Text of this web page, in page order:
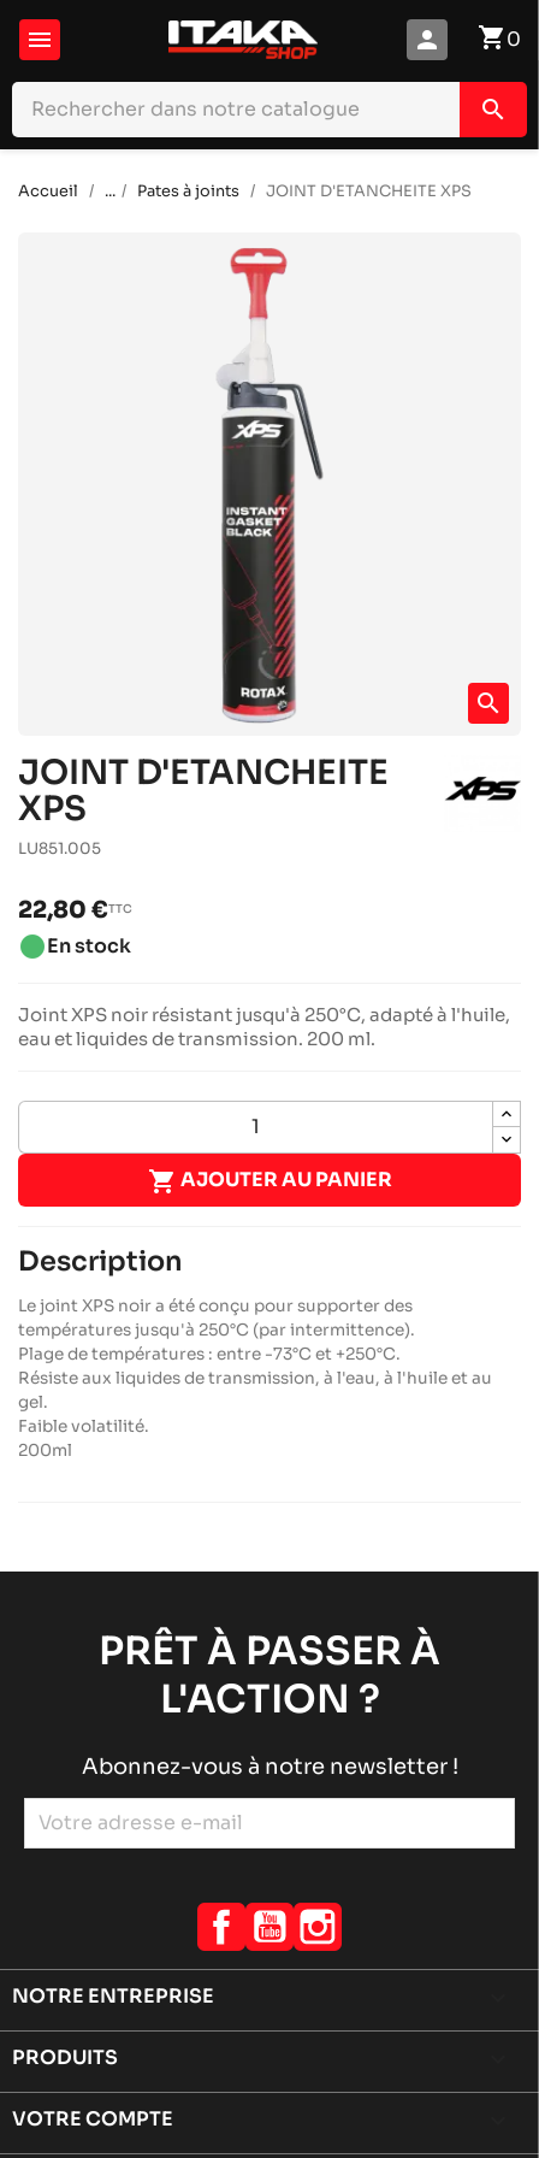
 shopping_cart0
person
search
Accueil ... Pates à joints JOINT D'ETANCHEITE XPS
search
JOINT D'ETANCHEITE
XPS
LU851.005
22,80 €TTC
brightness_1En stock
Joint XPS noir résistant jusqu'à 250°C, adapté à l'huile,
eau et liquides de transmission. 200 ml.
 AJOUTER AU PANIER
Description
Le joint XPS noir a été conçu pour supporter des
températures jusqu'à 250°C (par intermittence).
Plage de températures : entre -73°C et +250°C.
Résiste aux liquides de transmission, à l'eau, à l'huile et au
gel.
Faible volatilité.
200ml
PRÊT À PASSER À
L'ACTION ?
Abonnez-vous à notre newsletter !
Facebook
YouTube
NOTRE ENTREPRISE
PRODUITS
VOTRE COMPTE